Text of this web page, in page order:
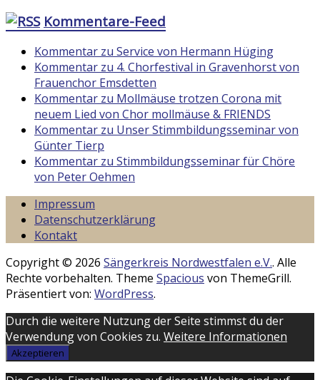
Kommentare-Feed
Kommentar zu Service von Hermann Hüging
Kommentar zu 4. Chorfestival in Gravenhorst von
Frauenchor Emsdetten
Kommentar zu Mollmäuse trotzen Corona mit
neuem Lied von Chor mollmäuse & FRIENDS
Kommentar zu Unser Stimmbildungsseminar von
Günter Tierp
Kommentar zu Stimmbildungsseminar für Chöre
von Peter Oehmen
Impressum
Datenschutzerklärung
Kontakt
Copyright © 2026 Sängerkreis Nordwestfalen e.V.. Alle
Rechte vorbehalten. Theme Spacious von ThemeGrill.
Präsentiert von: WordPress.
Durch die weitere Nutzung der Seite stimmst du der
Verwendung von Cookies zu. Weitere Informationen
Akzeptieren